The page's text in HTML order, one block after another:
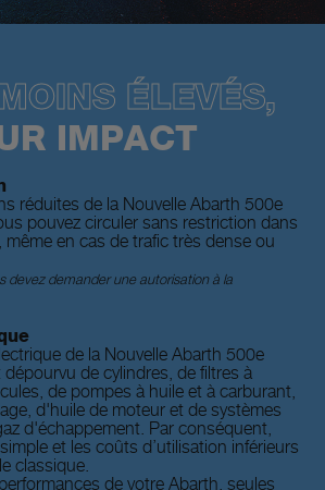
ÉLEVÉS,
IMPACT
réduites de la Nouvelle Abarth 500e
pouvez circuler sans restriction dans
même en cas de trafic très dense ou
devez demander une autorisation à la
de la Nouvelle Abarth 500e
de cylindres, de filtres à
de pompes à huile et à carburant,
d'huile de moteur et de systèmes
d'échappement. Par conséquent,
et les coûts d’utilisation inférieurs
classique.
de votre Abarth, seules